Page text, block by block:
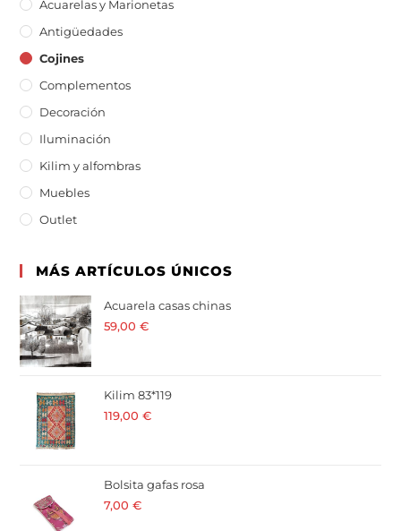
Acuarelas y Marionetas
Antigüedades
Cojines
Complementos
Decoración
Iluminación
Kilim y alfombras
Muebles
Outlet
MÁS ARTÍCULOS ÚNICOS
Acuarela casas chinas
59,00€
Kilim 83*119
119,00€
Bolsita gafas rosa
7,00€